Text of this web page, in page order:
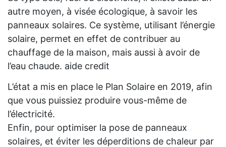
autre moyen, à visée écologique, à savoir les
panneaux solaires. Ce système, utilisant l’énergie
solaire, permet en effet de contribuer au
chauffage de la maison, mais aussi à avoir de
l’eau chaude. aide credit
L’état a mis en place le Plan Solaire en 2019, afin
que vous puissiez produire vous-même de
l’électricité.
Enfin, pour optimiser la pose de panneaux
solaires, et éviter les déperditions de chaleur par